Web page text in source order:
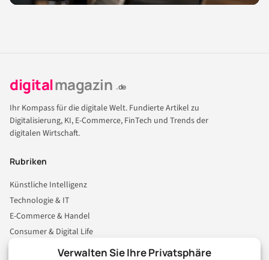
Verwalten Sie Ihre Privatsphäre
digitalmagazin .de
Ihr Kompass für die digitale Welt. Fundierte Artikel zu
Digitalisierung, KI, E-Commerce, FinTech und Trends der
digitalen Wirtschaft.
Rubriken
Künstliche Intelligenz
Technologie & IT
E-Commerce & Handel
Consumer & Digital Life